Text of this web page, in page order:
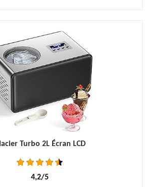
Turbo 2L Écran LCD
4,2/5